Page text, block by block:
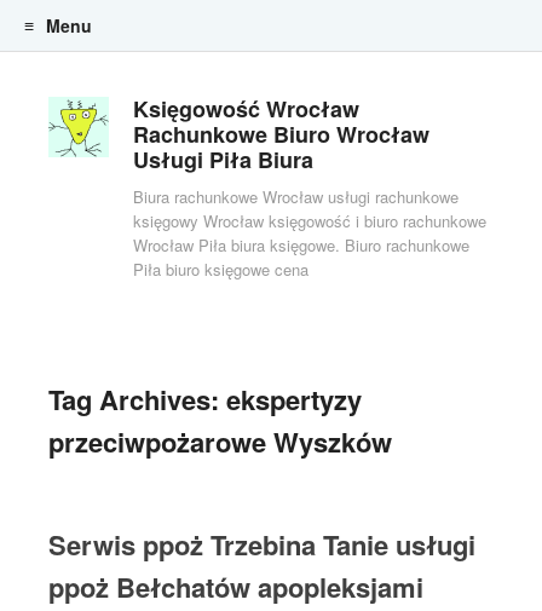
Księgowość Wrocław
Rachunkowe Biuro Wrocław
Usługi Piła Biura
Biura rachunkowe Wrocław usługi rachunkowe
księgowy Wrocław księgowość i biuro rachunkowe
Wrocław Piła biura księgowe. Biuro rachunkowe
Piła biuro księgowe cena
Menu
Tag Archives: ekspertyzy
przeciwpożarowe Wyszków
Serwis ppoż Trzebina Tanie usługi
ppoż Bełchatów apopleksjami